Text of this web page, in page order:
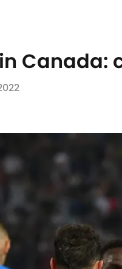
Canada: